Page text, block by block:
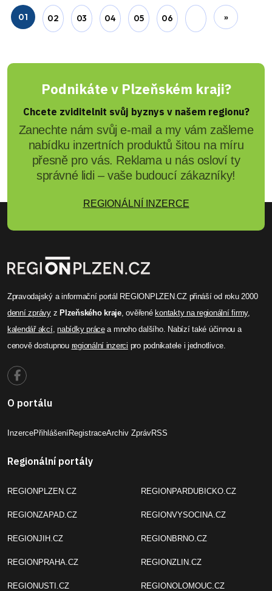
01 02 03 04 05 06 »
Podnikáte v Plzeňském kraji?
Chcete zviditelnit svůj byznys v našem regionu?
Zanechte nám svůj e-mail a my vám zašleme
nabídku inzertních produktů šitou na míru
přesně pro vás. Reklama u nás osloví ty
správné lidi – vaše budoucí zákazníky!
REGIONÁLNÍ INZERCE
Zpravodajský a informační portál REGIONPLZEN.CZ přináší od roku 2000
denní zprávyz Plzeňského kraje, ověřené kontakty na regionální firmy,
kalendář akcí,nabídky prácea mnoho dalšího. Nabízí také účinnou a
cenově dostupnou regionální inzerci pro podnikatele i jednotlivce.
O portálu
InzercePřihlášeníRegistraceArchiv ZprávRSS
Regionální portály
REGIONPLZEN.CZ
REGIONZAPAD.CZ
REGIONJIH.CZ
REGIONPRAHA.CZ
REGIONUSTI.CZ
REGIONPARDUBICKO.CZ
REGIONVYSOCINA.CZ
REGIONBRNO.CZ
REGIONZLIN.CZ
REGIONOLOMOUC.CZ